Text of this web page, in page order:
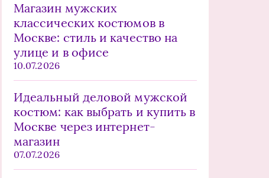
Магазин мужских
классических костюмов в
Москве: стиль и качество на
улице и в офисе
10.07.2026
Идеальный деловой мужской
костюм: как выбрать и купить в
Москве через интернет-
магазин
07.07.2026